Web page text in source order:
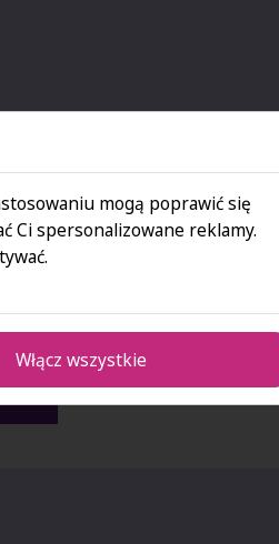
mogą poprawić się
Ci spersonalizowane reklamy.
Włącz wszystkie